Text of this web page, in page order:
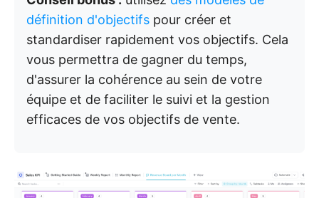
définition d'objectifs pour créer et
standardiser rapidement vos objectifs. Cela
vous permettra de gagner du temps,
d'assurer la cohérence au sein de votre
équipe et de faciliter le suivi et la gestion
efficaces de vos objectifs de vente.